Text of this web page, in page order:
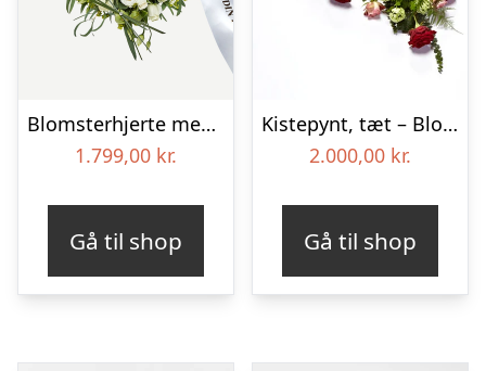
Blomsterhjerte med bånd i klassisk stil – creme
1.799,00 kr.
Gå til shop
Kistepynt, tæt – Blomster til begravelse
2.000,00 kr.
Gå til shop